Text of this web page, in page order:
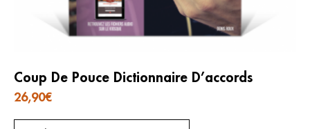
Coup De Pouce Dictionnaire D’accords
26,90€